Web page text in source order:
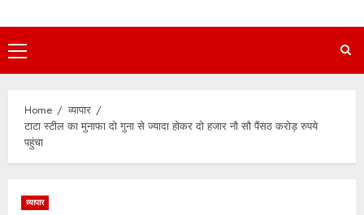
Primary
Menu
Home
व्यापार
टाटा स्टील का मुनाफा दो गुना से ज्यादा होकर दो हजार नौ सौ पैंसठ करोड़ रुपये
पहुंचा
व्यापार